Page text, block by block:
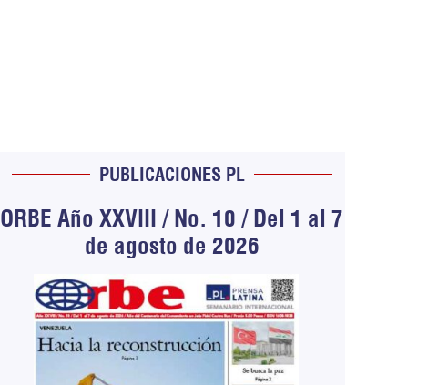
PUBLICACIONES PL
ORBE Año XXVIII / No. 10 / Del 1 al 7
de agosto de 2026